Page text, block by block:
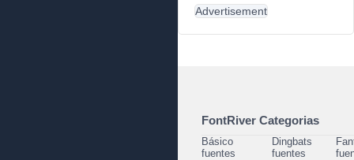
Advertisement
FontRiver Categorias
Básico
fuentes
Dingbats
fuentes